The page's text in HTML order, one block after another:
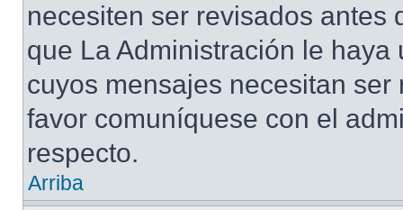
necesiten ser revisados antes
que La Administración le
cuyos mensajes necesitan
favor comuníquese con el
respecto.
Arriba